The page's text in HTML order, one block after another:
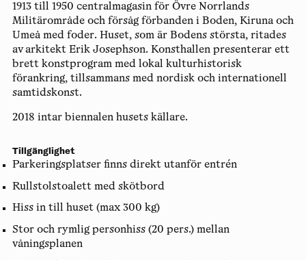
1913 till 1950 centralmagasin för Övre Norrlands
Militärområde och försåg förbanden i Boden, Kiruna och
Umeå med foder. Huset, som är Bodens största, ritades
av arkitekt Erik Josephson. Konsthallen presenterar ett
brett konstprogram med lokal kulturhistorisk
förankring, tillsammans med nordisk och internationell
samtidskonst.
2018 intar biennalen husets källare.
Tillgänglighet
Parkeringsplatser finns direkt utanför entrén
Rullstolstoalett med skötbord
Hiss in till huset (max 300 kg)
Stor och rymlig personhiss (20 pers.) mellan
våningsplanen